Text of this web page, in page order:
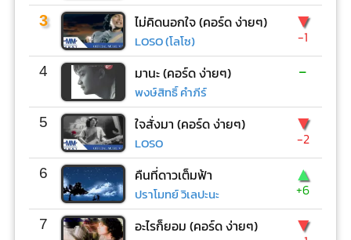
3 ไม่คิดนอกใจ (คอร์ด ง่ายๆ)
LOSO (โลโซ)
▼
-1
4 มานะ (คอร์ด ง่ายๆ)
พงษ์สิทธิ์ คำภีร์
-
5 ใจสั่งมา (คอร์ด ง่ายๆ)
LOSO
▼
-2
6 คืนที่ดาวเต็มฟ้า
ปราโมทย์ วิเลปะนะ
▲
+6
7 อะไรก็ยอม (คอร์ด ง่ายๆ) ▼